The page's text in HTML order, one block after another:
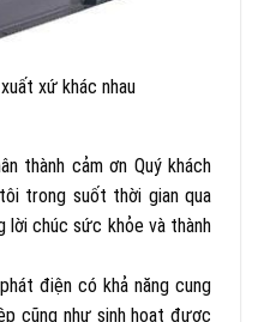
xứ khác nhau
thành cảm ơn Quý khách
trong suốt thời gian qua
lời chúc sức khỏe và thành
điện có khả năng cung
cũng như sinh hoạt được